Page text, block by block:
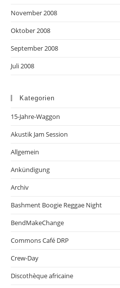
November 2008
Oktober 2008
September 2008
Juli 2008
Kategorien
15-Jahre-Waggon
Akustik Jam Session
Allgemein
Ankündigung
Archiv
Bashment Boogie Reggae Night
BendMakeChange
Commons Café DRP
Crew-Day
Discothèque africaine